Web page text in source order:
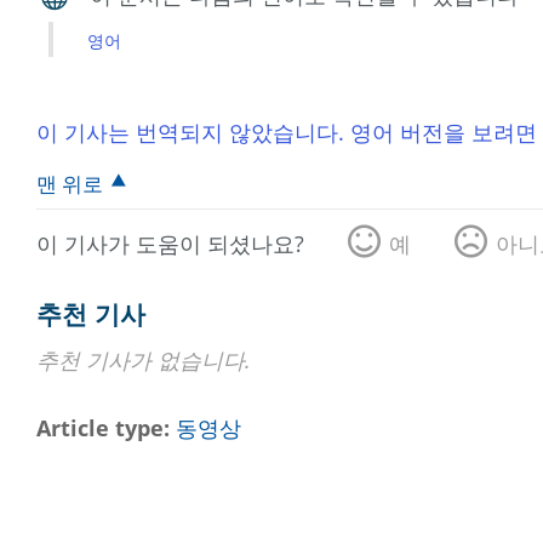
영어
이 기사는 번역되지 않았습니다. 영어 버전을 보려
맨 위로
이 기사가 도움이 되셨나요? 예 아
추천 기사
추천 기사가 없습니다.
Article type 동영상